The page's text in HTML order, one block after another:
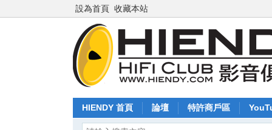
設為首頁 收藏本站
HIENDY 首頁 論壇 特許商戶區